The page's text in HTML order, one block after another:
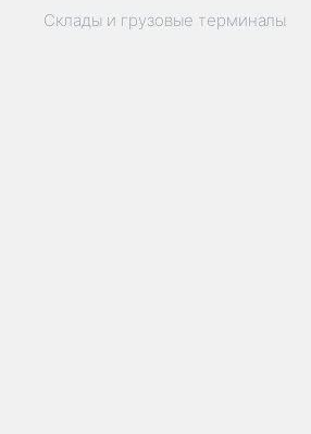
Склады и грузовые терминалы